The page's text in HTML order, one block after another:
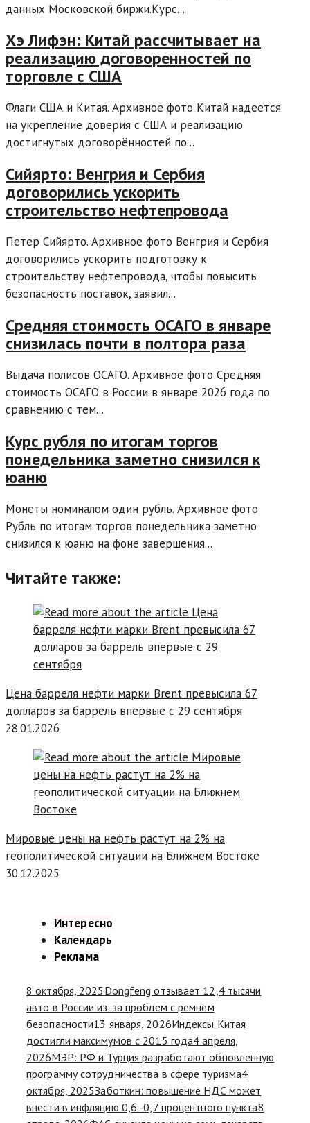
данных Московской биржи.Курс...
Хэ Лифэн: Китай рассчитывает на
реализацию договоренностей по
торговле с США
Флаги США и Китая. Архивное фото Китай надеется
на укрепление доверия с США и реализацию
достигнутых договорённостей по...
Сийярто: Венгрия и Сербия
договорились ускорить
строительство нефтепровода
Петер Сийярто. Архивное фото Венгрия и Сербия
договорились ускорить подготовку к
строительству нефтепровода, чтобы повысить
безопасность поставок, заявил...
Средняя стоимость ОСАГО в январе
снизилась почти в полтора раза
Выдача полисов ОСАГО. Архивное фото Средняя
стоимость ОСАГО в России в январе 2026 года по
сравнению с тем...
Курс рубля по итогам торгов
понедельника заметно снизился к
юаню
Монеты номиналом один рубль. Архивное фото
Рубль по итогам торгов понедельника заметно
снизился к юаню на фоне завершения...
Читайте также:
Цена барреля нефти марки Brent превысила 67
долларов за баррель впервые с 29 сентября
28.01.2026
Мировые цены на нефть растут на 2% на
геополитической ситуации на Ближнем Востоке
30.12.2025
Интересно
Календарь
Реклама
8 октября, 2025 Dongfeng отзывает 12,4 тысячи
авто в России из-за проблем с ремнем
безопасности13 января, 2026Индексы Китая
достигли максимумов с 2015 года4 апреля,
2026МЭР: РФ и Турция разработают обновленную
программу сотрудничества в сфере туризма4
октября, 2025Заботкин: повышение НДС может
внести в инфляцию 0,6 -0,7 процентного пункта8